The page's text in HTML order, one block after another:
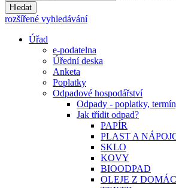
Hledat
rozšířené vyhledávání
Úřad
e-podatelna
Úřední deska
Anketa
Poplatky
Odpadové hospodářství
Odpady - poplatky,
Jak třídit odpad?
PAPÍR
PLAST A
SKLO
KOVY
BIOODPAD
OLEJE Z